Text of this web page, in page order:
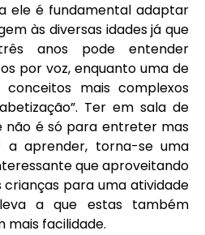
ele é fundamental adaptar
às diversas idades já que
anos pode entender
por voz, enquanto uma de
mais complexos
Ter em sala de
não é só para entreter mas
a aprender, torna-se uma
que aproveitando
para uma atividade
a que estas também
mais facilidade.